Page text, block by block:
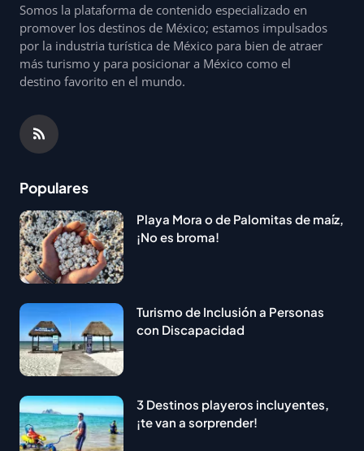
Somos la plataforma de contenido especializado en
promover los destinos de México; estamos impulsados
por la industria turística de México para bien de atraer
más turismo y para posicionar a México como el
destino favorito en el mundo.
Populares
Playa Mora o de Palomitas de maíz,
¡No es broma!
Turismo de Inclusión a Personas
con Discapacidad
3 Destinos playeros incluyentes,
¡te van a sorprender!